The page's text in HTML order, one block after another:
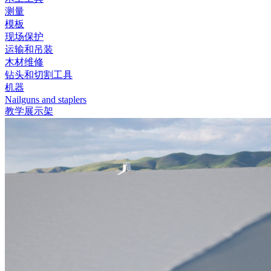
测量
模板
现场保护
运输和吊装
木材维修
钻头和切割工具
机器
Nailguns and staplers
教学展示架